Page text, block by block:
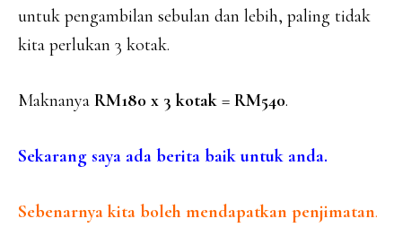
untuk pengambilan sebulan dan lebih, paling tidak
kita perlukan 3 kotak.
Maknanya RM180 x 3 kotak = RM540.
Sekarang saya ada berita baik untuk anda.
Sebenarnya kita boleh mendapatkan penjimatan.